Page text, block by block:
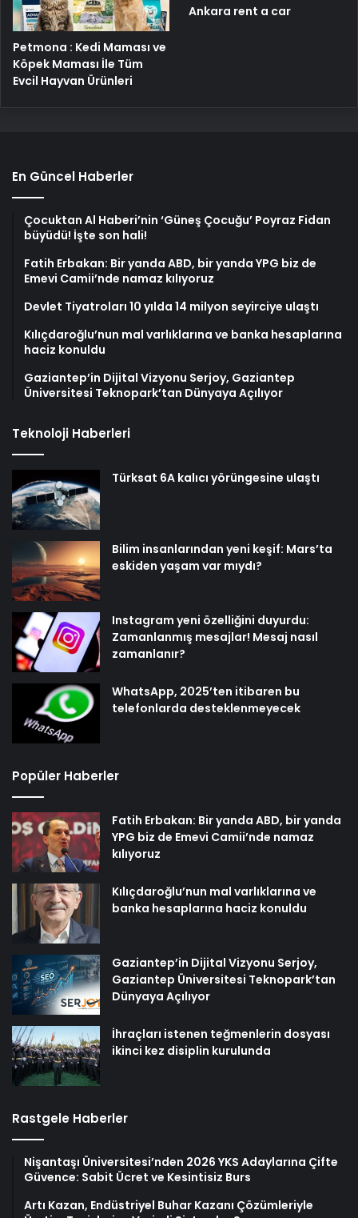
Petmona : Kedi Maması ve
Köpek Maması İle Tüm
Evcil Hayvan Ürünleri
Ankara rent a car
En Güncel Haberler
Çocuktan Al Haberi’nin ‘Güneş Çocuğu’ Poyraz Fidan
büyüdü! İşte son hali!
Fatih Erbakan: Bir yanda ABD, bir yanda YPG biz de
Emevi Camii’nde namaz kılıyoruz
Devlet Tiyatroları 10 yılda 14 milyon seyirciye ulaştı
Kılıçdaroğlu’nun mal varlıklarına ve banka hesaplarına
haciz konuldu
Gaziantep’in Dijital Vizyonu Serjoy, Gaziantep
Üniversitesi Teknopark’tan Dünyaya Açılıyor
Teknoloji Haberleri
Türksat 6A kalıcı yörüngesine ulaştı
Bilim insanlarından yeni keşif: Mars’ta
eskiden yaşam var mıydı?
Instagram yeni özelliğini duyurdu:
Zamanlanmış mesajlar! Mesaj nasıl
zamanlanır?
WhatsApp, 2025’ten itibaren bu
telefonlarda desteklenmeyecek
Popüler Haberler
Fatih Erbakan: Bir yanda ABD, bir yanda
YPG biz de Emevi Camii’nde namaz
kılıyoruz
Kılıçdaroğlu’nun mal varlıklarına ve
banka hesaplarına haciz konuldu
Gaziantep’in Dijital Vizyonu Serjoy,
Gaziantep Üniversitesi Teknopark’tan
Dünyaya Açılıyor
İhraçları istenen teğmenlerin dosyası
ikinci kez disiplin kurulunda
Rastgele Haberler
Nişantaşı Üniversitesi’nden 2026 YKS Adaylarına Çifte
Güvence: Sabit Ücret ve Kesintisiz Burs
Artı Kazan, Endüstriyel Buhar Kazanı Çözümleriyle